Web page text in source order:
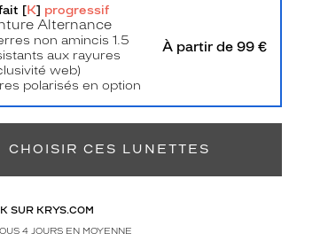
[K] progressif
Alternance
non amincis 1.5
aux rayures
web)
polarisés en option
À partir de 99 €
CHOISIR CES LUNETTES
SUR KRYS.COM
4 JOURS EN MOYENNE